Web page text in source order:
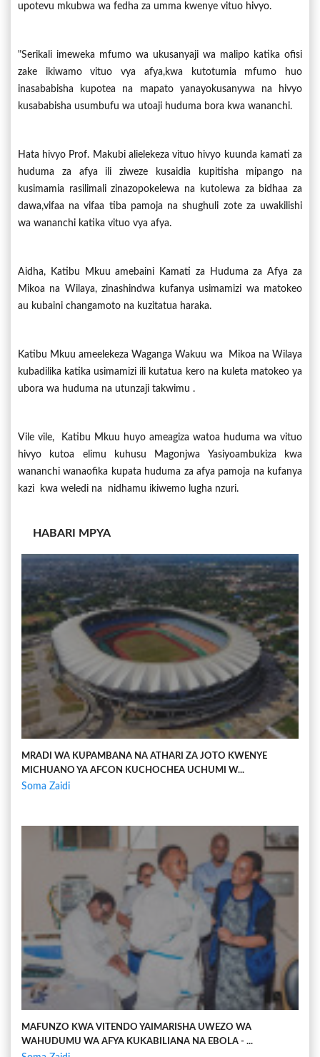
upotevu mkubwa wa fedha za umma kwenye vituo hivyo.
"Serikali imeweka mfumo wa ukusanyaji wa malipo katika ofisi
zake ikiwamo vituo vya afya,kwa kutotumia mfumo huo
inasababisha kupotea na mapato yanayokusanywa na hivyo
kusababisha usumbufu wa utoaji huduma bora kwa wananchi.
Hata hivyo Prof. Makubi alielekeza vituo hivyo kuunda kamati za
huduma za afya ili ziweze kusaidia kupitisha mipango na
kusimamia rasilimali zinazopokelewa na kutolewa za bidhaa za
dawa,vifaa na vifaa tiba pamoja na shughuli zote za uwakilishi
wa wananchi katika vituo vya afya.
Aidha, Katibu Mkuu amebaini Kamati za Huduma za Afya za
Mikoa na Wilaya, zinashindwa kufanya usimamizi wa matokeo
au kubaini changamoto na kuzitatua haraka.
Katibu Mkuu ameelekeza Waganga Wakuu wa Mikoa na Wilaya
kubadilika katika usimamizi ili kutatua kero na kuleta matokeo ya
ubora wa huduma na utunzaji takwimu .
Vile vile, Katibu Mkuu huyo ameagiza watoa huduma wa vituo
hivyo kutoa elimu kuhusu Magonjwa Yasiyoambukiza kwa
wananchi wanaofika kupata huduma za afya pamoja na kufanya
kazi kwa weledi na nidhamu ikiwemo lugha nzuri.
HABARI MPYA
MRADI WA KUPAMBANA NA ATHARI ZA JOTO KWENYE
MICHUANO YA AFCON KUCHOCHEA UCHUMI W...
Soma Zaidi
MAFUNZO KWA VITENDO YAIMARISHA UWEZO WA
WAHUDUMU WA AFYA KUKABILIANA NA EBOLA - ...